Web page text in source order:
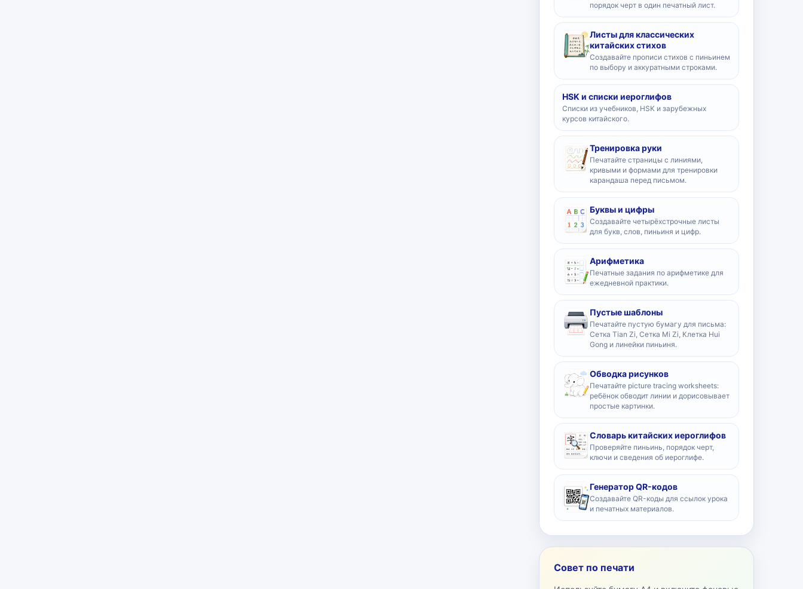
порядок черт в один печатный лист.
Листы для классических
китайских стихов
Создавайте прописи стихов с пиньинем
по выбору и аккуратными строками.
HSK и списки иероглифов
Списки из учебников, HSK и зарубежных
курсов китайского.
Тренировка руки
Печатайте страницы с линиями,
кривыми и формами для тренировки
карандаша перед письмом.
Буквы и цифры
Создавайте четырёхстрочные листы
для букв, слов, пиньиня и цифр.
Арифметика
Печатные задания по арифметике для
ежедневной практики.
Пустые шаблоны
Печатайте пустую бумагу для письма:
Сетка Tian Zi, Сетка Mi Zi, Клетка Hui
Gong и линейки пиньиня.
Обводка рисунков
Печатайте picture tracing worksheets:
ребёнок обводит линии и дорисовывает
простые картинки.
Словарь китайских иероглифов
Проверяйте пиньинь, порядок черт,
ключи и сведения об иероглифе.
Генератор QR-кодов
Создавайте QR-коды для ссылок урока
и печатных материалов.
Совет по печати